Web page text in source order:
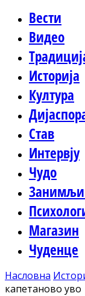
Вести
Видео
Историја
Култура
Став
Интервју
Чудо
Магазин
Чуденце
Насловна
капетаново уво